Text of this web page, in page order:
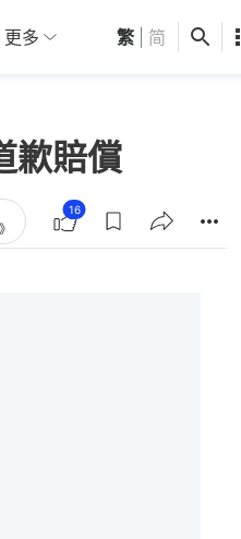
01深圳 觀點 健康
更多 繁 简
歉賠償
16